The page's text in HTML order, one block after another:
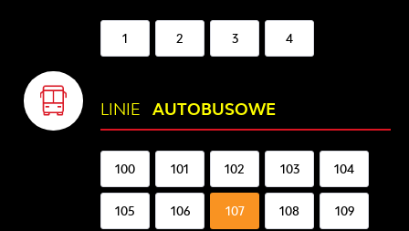
1 2 3 4
LINIEAUTOBUSOWE
100 101 102 103 104
105 106 107 108 109